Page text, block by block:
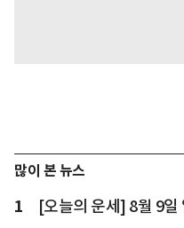
많이 본 뉴스
1 [오늘의 운세] 8월 9